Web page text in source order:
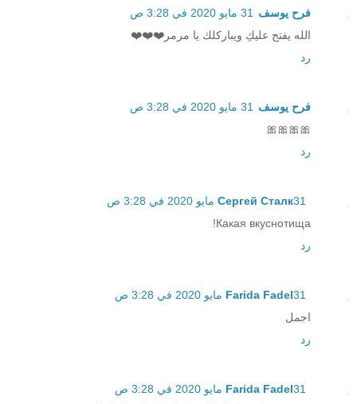
فرح يوسف
31 مايو 2020 في 3:28 ص
الله يفتح عليكِ ويباركلك يا مرمر❤️❤️❤️
رد
فرح يوسف
31 مايو 2020 في 3:28 ص
🎀🎀🎀🎀
رد
Сергей Сталк31 مايو 2020 في 3:28 ص
Какая вкуснотища!
رد
Farida Fadel31 مايو 2020 في 3:28 ص
اجمل
رد
Farida Fadel31 مايو 2020 في 3:28 ص